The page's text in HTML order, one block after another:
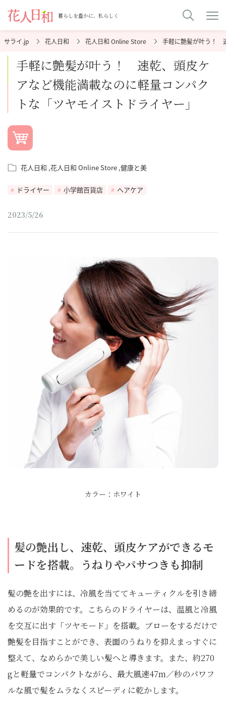
暮らしを豊かに、私らしく
花人日和 花人日和 Online Store 手軽に艶髪が叶う！
手軽に艶髪が叶う！ 速乾、頭皮ケ
アなど機能満載なのに軽量コンパク
トな「ツヤモイストドライヤー」
花人日和 花人日和 Online Store 健康と美
ドライヤー 小学館百貨店 ヘアケア
2023/5/26
カラー：ホワイト
髪の艶出し、速乾、頭皮ケアができるモ
ードを搭載。うねりやパサつきも抑制
髪の艶を出すには、冷風を当ててキューティクルを引き締
めるのが効果的です。こちらのドライヤーは、温風と冷風
を交互に出す「ツヤモード」を搭載。ブローをするだけで
艶髪を目指すことができ、表面のうねりを抑えまっすぐに
整えて、なめらかで美しい髪へと導きます。また、約270
gと軽量でコンパクトながら、最大風速47m／秒のパワフ
ルな風で髪をムラなくスピーディに乾かします。